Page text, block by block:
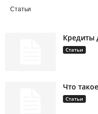
Статьи
Кредиты
Статьи
Что
Статьи